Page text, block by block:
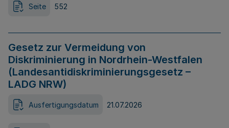
Seite 552
Gesetz zur Vermeidung von
Diskriminierung in Nordrhein-Westfalen
(Landesantidiskriminierungsgesetz –
LADG NRW)
Ausfertigungsdatum 21.07.2026